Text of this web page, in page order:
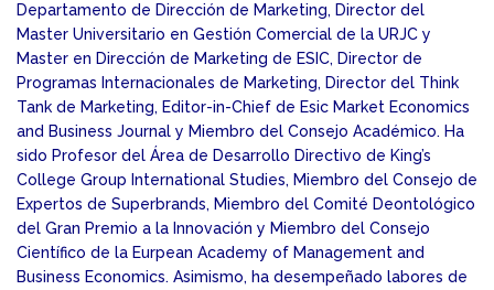
Departamento de Dirección de Marketing, Director del
Master Universitario en Gestión Comercial de la URJC y
Master en Dirección de Marketing de ESIC, Director de
Programas Internacionales de Marketing, Director del Think
Tank de Marketing, Editor-in-Chief de Esic Market Economics
and Business Journal y Miembro del Consejo Académico. Ha
sido Profesor del Área de Desarrollo Directivo de King’s
College Group International Studies, Miembro del Consejo de
Expertos de Superbrands, Miembro del Comité Deontológico
del Gran Premio a la Innovación y Miembro del Consejo
Científico de la Eurpean Academy of Management and
Business Economics. Asimismo, ha desempeñado labores de